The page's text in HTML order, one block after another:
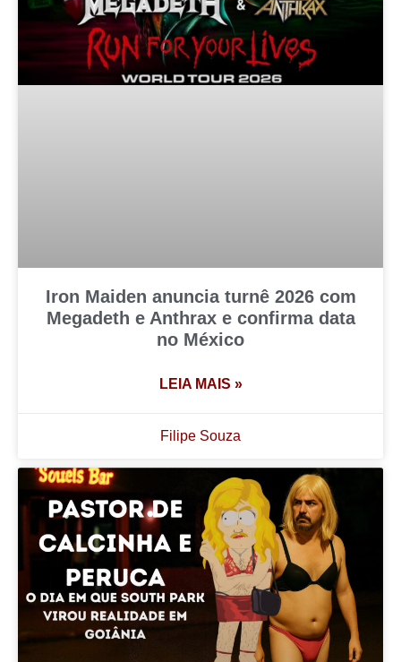
Iron Maiden anuncia turnê 2026 com
Megadeth e Anthrax e confirma data
no México
LEIA MAIS »
Filipe Souza